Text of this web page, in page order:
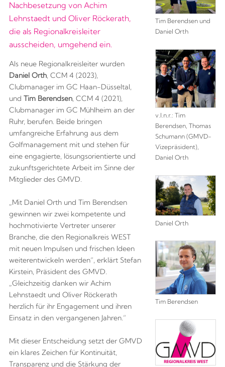
Nachbesetzung von Achim
Lehnstaedt und Oliver Röckerath,
die als Regionalkreisleiter
ausscheiden, umgehend ein.
Als neue Regionalkreisleiter wurden
Daniel Orth, CCM 4 (2023),
Clubmanager im GC Haan-Düsseltal,
und Tim Berendsen, CCM 4 (2021),
Clubmanager im GC Mühlheim an der
Ruhr, berufen. Beide bringen
umfangreiche Erfahrung aus dem
Golfmanagement mit und stehen für
eine engagierte, lösungsorientierte und
zukunftsgerichtete Arbeit im Sinne der
Mitglieder des GMVD.
„Mit Daniel Orth und Tim Berendsen
gewinnen wir zwei kompetente und
hochmotivierte Vertreter unserer
Branche, die den Regionalkreis WEST
mit neuen Impulsen und frischen Ideen
weiterentwickeln werden“, erklärt Stefan
Kirstein, Präsident des GMVD.
„Gleichzeitig danken wir Achim
Lehnstaedt und Oliver Röckerath
herzlich für ihr Engagement und ihren
Einsatz in den vergangenen Jahren.“
Mit dieser Entscheidung setzt der GMVD
ein klares Zeichen für Kontinuität,
Transparenz und die Stärkung der
Tim Berendsen und
Daniel Orth
v.l.n.r.: Tim
Berendsen, Thomas
Schumann (GMVD-
Vizepräsident),
Daniel Orth
Daniel Orth
Tim Berendsen